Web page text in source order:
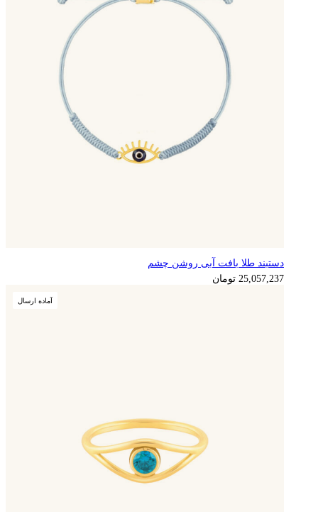
6,264,309 تومان
دستبند طلا بافت آبی روشن چشم
25,057,237 تومان
آماده ارسال